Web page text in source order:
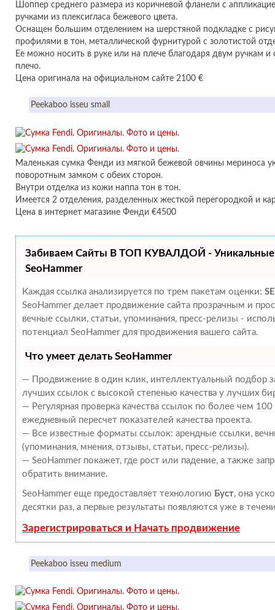
Шоппер среднего размера из коричневой фланели с
ручками из плексигласа бежевого цвета.
Оснащен большим отделением на шерстяной подкладке с
профилями в тон, металлической фурнитурой с золотистой
Ее можно носить в руке или на плече благодаря двум ручкам
плечо.
Цена оригинала на официальном сайте 2100 €
Peekaboo isseu small
Маленькая сумка Фенди из мягкой бежевой овчины мериноса
поворотным замком с обеих сторон.
Внутри отделка из кожи наппа тон в тон.
Имеется 2 отделения, разделенных жесткой перегородкой и
Цена в интернет магазине Фенди €4500
Забиваем Сайты В ТОП КУВАЛДОЙ - Уникальные
SeoHammer
Каждая ссылка анализируется по трем пакетам оценки:
SeoHammer делает продвижение сайта прозрачным и
вечные ссылки, статьи, упоминания, пресс-релизы -
потенциал SeoHammer для продвижения вашего сайта.
Что умеет делать SeoHammer
— Продвижение в один клик, интеллектуальный подбор
лучших ссылок с высокой степенью качества у лучших
— Регулярная проверка качества ссылок по более чем
ежедневный пересчет показателей качества проекта.
— Все известные форматы ссылок: арендные ссылки,
(упоминания, мнения, отзывы, статьи, пресс-релизы).
— SeoHammer покажет, где рост или падение, а также
обратить внимание.
SeoHammer еще предоставляет технологию Буст, она
десятки раз, а первые результаты появляются уже в
Зарегистрироваться и Начать продвижение
Peekaboo isseu medium